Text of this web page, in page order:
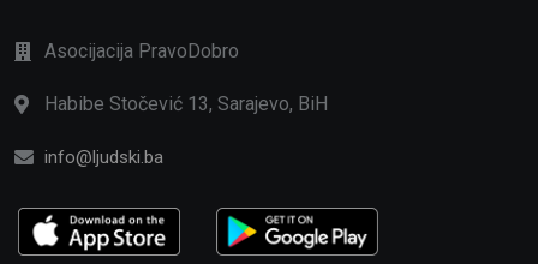
Asocijacija PravoDobro
Habibe Stočević 13, Sarajevo, BiH
info@ljudski.ba